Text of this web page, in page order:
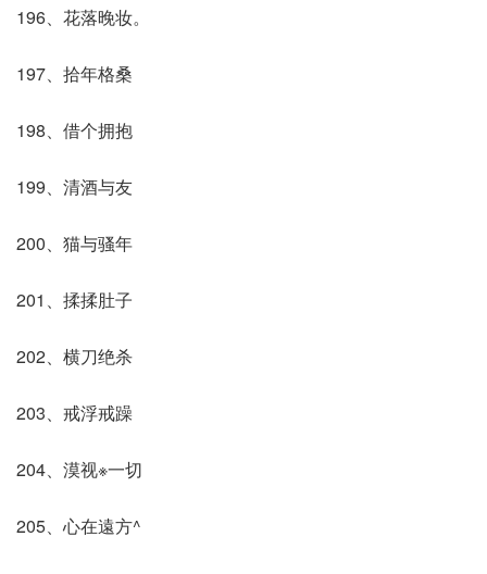
196、花落晚妆。
197、拾年格桑
198、借个拥抱
199、清酒与友
200、猫与骚年
201、揉揉肚子
202、横刀绝杀
203、戒浮戒躁
204、漠视※一切
205、心在遠方^